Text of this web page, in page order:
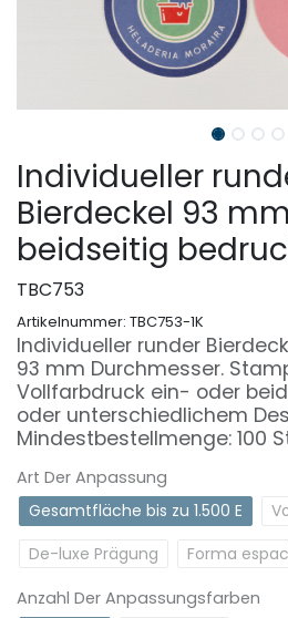
Individueller
Bierdeckel 93 mm
beidseitig
TBC753
Artikelnummer: TBC753-1K
Individueller runder
93 mm Durchmesser.
Vollfarbdruck ein- oder
oder unterschiedlichem
Mindestbestellmenge: 100
Art Der Anpassung
Gesamtfläche bis zu 1.500 E
De-luxe Prägung
Forma
Anzahl Der Anpassungsfarben